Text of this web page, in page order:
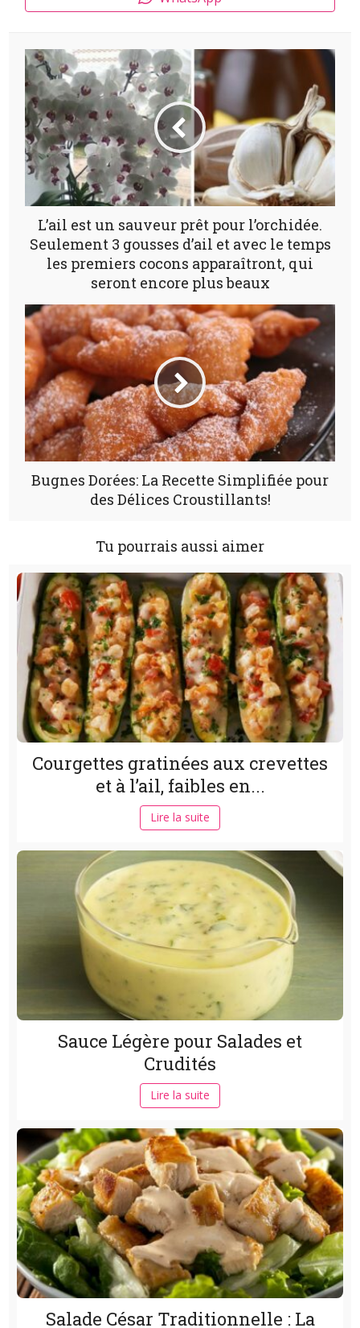
L’ail est un sauveur prêt pour l’orchidée.
Seulement 3 gousses d’ail et avec le temps
les premiers cocons apparaîtront, qui
seront encore plus beaux
Bugnes Dorées: La Recette Simplifiée pour
des Délices Croustillants!
Tu pourrais aussi aimer
Courgettes gratinées aux crevettes
et à l’ail, faibles en...
Lire la suite
Sauce Légère pour Salades et
Crudités
Lire la suite
Salade César Traditionnelle : La